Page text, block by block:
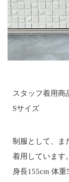
スタッフ着用商
Sサイズ
制服として、ま
着用しています。
身長155cm 体重